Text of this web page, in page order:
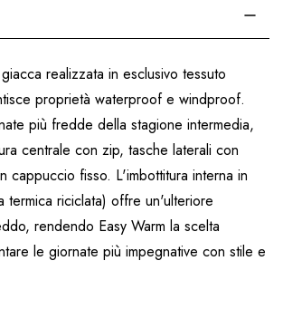
realizzata in esclusivo tessuto
proprietà waterproof e windproof.
più fredde della stagione intermedia,
centrale con zip, tasche laterali con
cappuccio fisso. L'imbottitura interna in
termica riciclata) offre un'ulteriore
rendendo Easy Warm la scelta
le giornate più impegnative con stile e